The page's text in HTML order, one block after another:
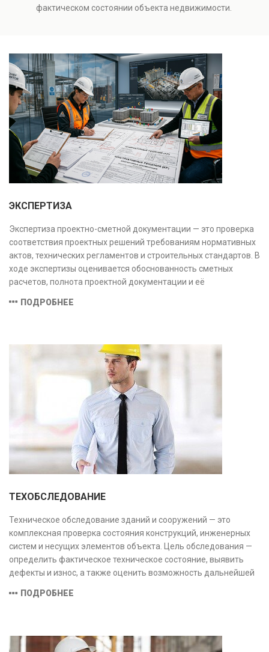
Результатом является официальное техническое
фактическом состоянии объекта недвижимости.
качества строительства, подготовки к реконструкции,
оценки рисков и судебных разбирательств.
Результатом является официальное техническое
заключение, имеющее юридическую силу.
ЭКСПЕРТИЗА
Экспертиза проектно-сметной документации — это проверка
соответствия проектных решений требованиям нормативных
актов, технических регламентов и строительных стандартов. В
ходе экспертизы оценивается обоснованность сметных
расчетов, полнота проектной документации и её
предотвратить ошибки на этапе строительства и
ПОДРОБНЕЕ
ТЕХОБСЛЕДОВАНИЕ
Техническое обследование зданий и сооружений — это
комплексная проверка состояния конструкций, инженерных
систем и несущих элементов объекта. Цель обследования —
определить фактическое техническое состояние, выявить
дефекты и износ, а также оценить возможность дальнейшей
ПОДРОБНЕЕ